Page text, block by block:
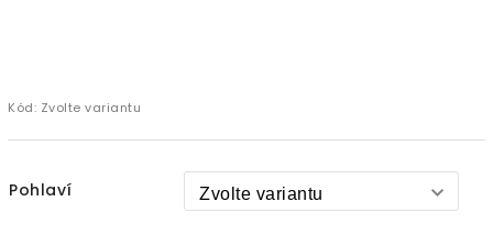
Kód: Zvolte variantu
Pohlaví